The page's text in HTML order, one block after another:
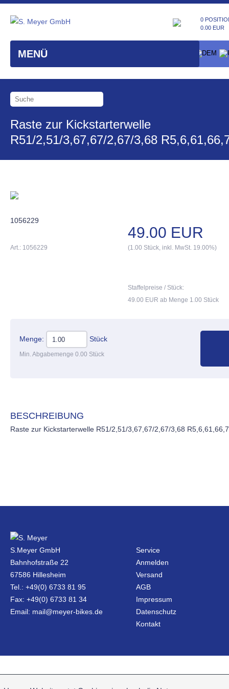
MENÜ
0
0.00 EUR
Raste zur Kickstarterwelle
R51/2,51/3,67,67/2,67/3,68
1056229
49.00 EUR
Art.: 1056229 (1.00 Stück, inkl. MwSt. 19.00%)
Staffelpreise / Stück:
49.00 EUR ab Menge 1.00 Stück
Menge: Stück
Min. Abgabemenge 0.00 Stück
BESCHREIBUNG
Raste zur Kickstarterwelle R51/2,51/3,67,67/2,67/3,68
S.Meyer GmbH
Bahnhofstraße 22
67586 Hillesheim
Tel.: +49(0) 6733 81 95
Fax: +49(0) 6733 81 34
Email: mail@meyer-bikes.de
Service
Anmelden
Versand
AGB
Impressum
Datenschutz
Kontakt